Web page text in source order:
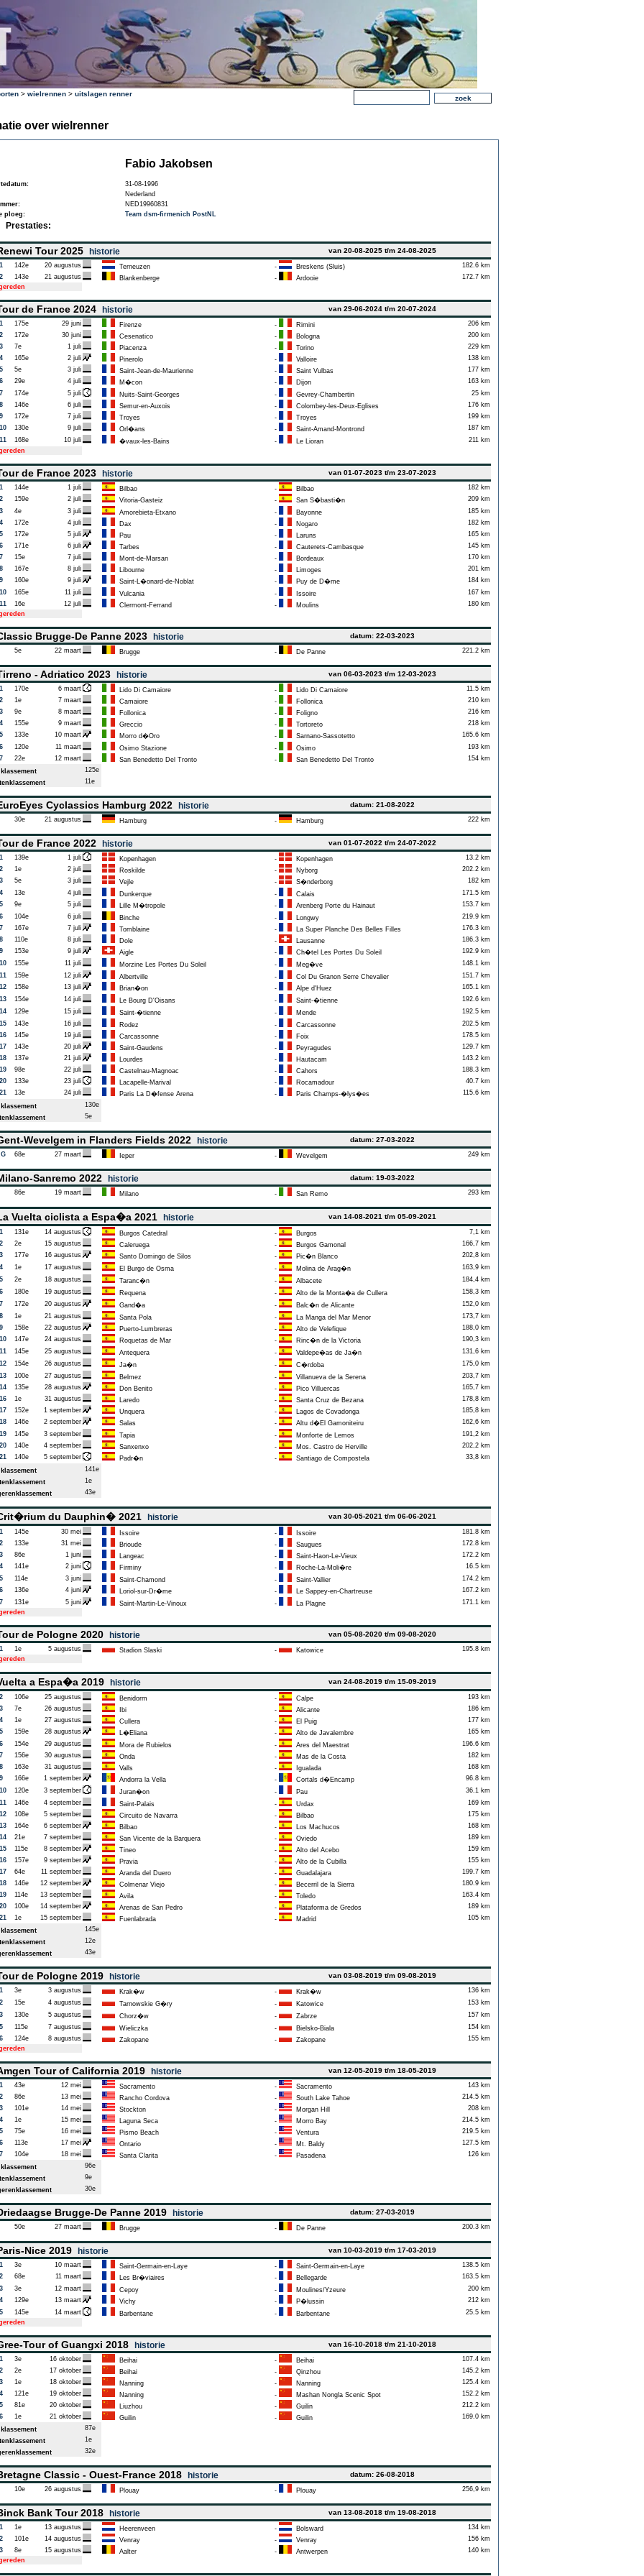
> wielrennen > uitslagen renner
over wielrenner
Fabio Jakobsen
31-08-1996
Nederland
NED19960831
ploeg:
Team dsm-firmenich PostNL
Prestaties:
Tour 2025 historie van 20-08-2025 t/m 24-08-2025
142e 20 augustus Terneuzen - Breskens (Sluis)
182.6 km
143e 21 augustus Blankenberge - Ardooie
172.7 km
de France 2024 historie van 29-06-2024 t/m 20-07-2024
175e 29 juni Firenze - Rimini
206 km
172e 30 juni Cesenatico - Bologna
200 km
7e 1 juli Piacenza - Torino
229 km
165e 2 juli Pinerolo - Valloire
138 km
5e 3 juli Saint-Jean-de-Maurienne - Saint Vulbas
177 km
29e 4 juli M�con - Dijon
163 km
174e 5 juli Nuits-Saint-Georges - Gevrey-Chambertin
25 km
146e 6 juli Semur-en-Auxois - Colombey-les-Deux-Eglises
176 km
172e 7 juli Troyes - Troyes
199 km
130e 9 juli Orl�ans - Saint-Amand-Montrond
187 km
168e 10 juli �vaux-les-Bains - Le Lioran
211 km
de France 2023 historie van 01-07-2023 t/m 23-07-2023
144e 1 juli Bilbao - Bilbao
182 km
159e 2 juli Vitoria-Gasteiz - San S�basti�n
209 km
4e 3 juli Amorebieta-Etxano - Bayonne
185 km
172e 4 juli Dax - Nogaro
182 km
172e 5 juli Pau - Laruns
165 km
171e 6 juli Tarbes - Cauterets-Cambasque
145 km
15e 7 juli Mont-de-Marsan - Bordeaux
170 km
167e 8 juli Libourne - Limoges
201 km
160e 9 juli Saint-L�onard-de-Noblat - Puy de D�me
184 km
165e 11 juli Vulcania - Issoire
167 km
16e 12 juli Clermont-Ferrand - Moulins
180 km
Brugge-De Panne 2023 historie datum: 22-03-2023
5e 22 maart Brugge - De Panne 221.2 km
- Adriatico 2023 historie van 06-03-2023 t/m 12-03-2023
170e 6 maart Lido Di Camaiore - Lido Di Camaiore
11.5 km
1e 7 maart Camaiore - Follonica
210 km
9e 8 maart Follonica - Foligno
216 km
155e 9 maart Greccio - Tortoreto
218 km
133e 10 maart Morro d�Oro - Sarnano-Sassotetto
165.6 km
120e 11 maart Osimo Stazione - Osimo
193 km
22e 12 maart San Benedetto Del Tronto - San Benedetto Del Tronto
154 km
125e
11e
Cyclassics Hamburg 2022 historie datum: 21-08-2022
30e 21 augustus Hamburg - Hamburg 222 km
de France 2022 historie van 01-07-2022 t/m 24-07-2022
139e 1 juli Kopenhagen - Kopenhagen
13.2 km
1e 2 juli Roskilde - Nyborg
202.2 km
5e 3 juli Vejle - S�nderborg
182 km
13e 4 juli Dunkerque - Calais
171.5 km
9e 5 juli Lille M�tropole - Arenberg Porte du Hainaut
153.7 km
104e 6 juli Binche - Longwy
219.9 km
167e 7 juli Tomblaine - La Super Planche Des Belles Filles
176.3 km
110e 8 juli Dole - Lausanne
186.3 km
153e 9 juli Aigle - Ch�tel Les Portes Du Soleil
192.9 km
155e 11 juli Morzine Les Portes Du Soleil - Meg�ve
148.1 km
159e 12 juli Albertville - Col Du Granon Serre Chevalier
151.7 km
158e 13 juli Brian�on - Alpe d'Huez
165.1 km
154e 14 juli Le Bourg D'Oisans - Saint-�tienne
192.6 km
129e 15 juli Saint-�tienne - Mende
192.5 km
143e 16 juli Rodez - Carcassonne
202.5 km
145e 19 juli Carcassonne - Foix
178.5 km
143e 20 juli Saint-Gaudens - Peyragudes
129.7 km
137e 21 juli Lourdes - Hautacam
143.2 km
98e 22 juli Castelnau-Magnoac - Cahors
188.3 km
133e 23 juli Lacapelle-Marival - Rocamadour
40.7 km
13e 24 juli Paris La D�fense Arena - Paris Champs-�lys�es
115.6 km
130e
5e
Wevelgem in Flanders Fields 2022 historie datum: 27-03-2022
68e 27 maart Ieper - Wevelgem 249 km
Sanremo 2022 historie datum: 19-03-2022
86e 19 maart Milano - San Remo 293 km
Vuelta ciclista a Espa�a 2021 historie van 14-08-2021 t/m 05-09-2021
131e 14 augustus Burgos Catedral - Burgos
7,1 km
2e 15 augustus Caleruega - Burgos Gamonal
166,7 km
177e 16 augustus Santo Domingo de Silos - Pic�n Blanco
202,8 km
1e 17 augustus El Burgo de Osma - Molina de Arag�n
163,9 km
2e 18 augustus Taranc�n - Albacete
184,4 km
180e 19 augustus Requena - Alto de la Monta�a de Cullera
158,3 km
172e 20 augustus Gand�a - Balc�n de Alicante
152,0 km
1e 21 augustus Santa Pola - La Manga del Mar Menor
173,7 km
158e 22 augustus Puerto-Lumbreras - Alto de Velefique
188,0 km
147e 24 augustus Roquetas de Mar - Rinc�n de la Victoria
190,3 km
145e 25 augustus Antequera - Valdepe�as de Ja�n
131,6 km
154e 26 augustus Ja�n - C�rdoba
175,0 km
100e 27 augustus Belmez - Villanueva de la Serena
203,7 km
135e 28 augustus Don Benito - Pico Villuercas
165,7 km
1e 31 augustus Laredo - Santa Cruz de Bezana
178,8 km
152e 1 september Unquera - Lagos de Covadonga
185,8 km
146e 2 september Salas - Altu d�El Gamoniteiru
162,6 km
145e 3 september Tapia - Monforte de Lemos
191,2 km
140e 4 september Sanxenxo - Mos. Castro de Herville
202,2 km
140e 5 september Padr�n - Santiago de Compostela
33,8 km
141e
1e
43e
du Dauphin� 2021 historie van 30-05-2021 t/m 06-06-2021
145e 30 mei Issoire - Issoire
181.8 km
133e 31 mei Brioude - Saugues
172.8 km
86e 1 juni Langeac - Saint-Haon-Le-Vieux
172.2 km
141e 2 juni Firminy - Roche-La-Moli�re
16.5 km
114e 3 juni Saint-Chamond - Saint-Vallier
174.2 km
136e 4 juni Loriol-sur-Dr�me - Le Sappey-en-Chartreuse
167.2 km
131e 5 juni Saint-Martin-Le-Vinoux - La Plagne
171.1 km
de Pologne 2020 historie van 05-08-2020 t/m 09-08-2020
1e 5 augustus Stadion Slaski - Katowice
195.8 km
a Espa�a 2019 historie van 24-08-2019 t/m 15-09-2019
106e 25 augustus Benidorm - Calpe
193 km
7e 26 augustus Ibi - Alicante
186 km
1e 27 augustus Cullera - El Puig
177 km
159e 28 augustus L�Eliana - Alto de Javalembre
165 km
154e 29 augustus Mora de Rubielos - Ares del Maestrat
196.6 km
156e 30 augustus Onda - Mas de la Costa
182 km
163e 31 augustus Valls - Igualada
168 km
166e 1 september Andorra la Vella - Cortals d�Encamp
96.8 km
120e 3 september Juran�on - Pau
36.1 km
146e 4 september Saint-Palais - Urdax
169 km
108e 5 september Circuito de Navarra - Bilbao
175 km
164e 6 september Bilbao - Los Machucos
168 km
21e 7 september San Vicente de la Barquera - Oviedo
189 km
115e 8 september Tineo - Alto del Acebo
159 km
157e 9 september Pravia - Alto de la Cubilla
155 km
64e 11 september Aranda del Duero - Guadalajara
199.7 km
146e 12 september Colmenar Viejo - Becerril de la Sierra
180.9 km
114e 13 september Avila - Toledo
163.4 km
100e 14 september Arenas de San Pedro - Plataforma de Gredos
189 km
1e 15 september Fuenlabrada - Madrid
105 km
145e
12e
43e
de Pologne 2019 historie van 03-08-2019 t/m 09-08-2019
3e 3 augustus Krak�w - Krak�w
136 km
15e 4 augustus Tarnowskie G�ry - Katowice
153 km
130e 5 augustus Chorz�w - Zabrze
157 km
115e 7 augustus Wieliczka - Bielsko-Biala
154 km
124e 8 augustus Zakopane - Zakopane
155 km
Tour of California 2019 historie van 12-05-2019 t/m 18-05-2019
43e 12 mei Sacramento - Sacramento
143 km
86e 13 mei Rancho Cordova - South Lake Tahoe
214.5 km
101e 14 mei Stockton - Morgan Hill
208 km
1e 15 mei Laguna Seca - Morro Bay
214.5 km
75e 16 mei Pismo Beach - Ventura
219.5 km
113e 17 mei Ontario - Mt. Baldy
127.5 km
104e 18 mei Santa Clarita - Pasadena
126 km
96e
9e
30e
Brugge-De Panne 2019 historie datum: 27-03-2019
50e 27 maart Brugge - De Panne 200.3 km
Nice 2019 historie van 10-03-2019 t/m 17-03-2019
3e 10 maart Saint-Germain-en-Laye - Saint-Germain-en-Laye
138.5 km
68e 11 maart Les Br�viaires - Bellegarde
163.5 km
3e 12 maart Cepoy - Moulines/Yzeure
200 km
129e 13 maart Vichy - P�lussin
212 km
145e 14 maart Barbentane - Barbentane
25.5 km
Tour of Guangxi 2018 historie van 16-10-2018 t/m 21-10-2018
3e 16 oktober Beihai - Beihai
107.4 km
2e 17 oktober Beihai - Qinzhou
145.2 km
1e 18 oktober Nanning - Nanning
125.4 km
121e 19 oktober Nanning - Mashan Nongla Scenic Spot
152.2 km
81e 20 oktober Liuzhou - Guilin
212.2 km
1e 21 oktober Guilin - Guilin
169.0 km
87e
1e
32e
Classic - Ouest-France 2018 historie datum: 26-08-2018
10e 26 augustus Plouay - Plouay 256,9 km
Bank Tour 2018 historie van 13-08-2018 t/m 19-08-2018
1e 13 augustus Heerenveen - Bolsward
134 km
101e 14 augustus Venray - Venray
156 km
8e 15 augustus Aalter - Antwerpen
140 km